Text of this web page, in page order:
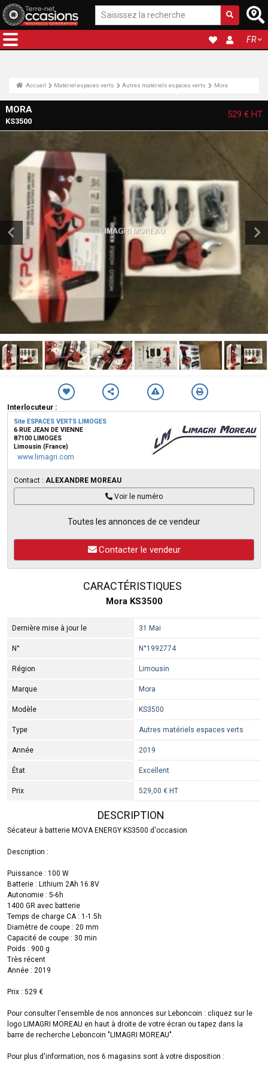
FR
Accueil Matériel espaces verts Autres matériels espaces verts Mora
MORA
KS3500
529 € HT
Interlocuteur :
Site ESPACES VERTS LIMOGES
6 RUE JEAN DE VIENNE
87100 LIMOGES
Limousin (France)
www.limagri.com
Contact : ALEXANDRE MOREAU
Voir le numéro
Toutes les annonces de ce vendeur
Contacter le vendeur
CARACTÉRISTIQUES
Mora KS3500
Dernière mise à jour le 31 Mai
N° N°1992774
Région Limousin
Marque Mora
Modèle KS3500
Type Autres matériels espaces verts
Année 2019
État Excellent
Prix 529,00 € HT
DESCRIPTION
Sécateur à batterie MOVA ENERGY KS3500 d'occasion
Description :
Puissance : 100 W
Batterie : Lithium 2Ah 16.8V
Autonomie : 5-6h
1400 GR avec batterie
Temps de charge CA : 1-1.5h
Diamètre de coupe : 20 mm
Capacité de coupe : 30 min
Poids : 900 g
Très récent
Année : 2019
Prix : 529 €
Pour consulter l'ensemble de nos annonces sur Leboncoin : cliquez sur le
logo LIMAGRI MOREAU en haut à droite de votre écran ou tapez dans la
barre de recherche Leboncoin "LIMAGRI MOREAU".
Pour plus d'information, nos 6 magasins sont à votre disposition :